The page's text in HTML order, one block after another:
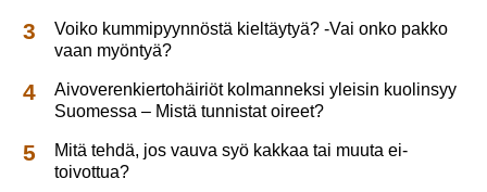
Voiko kummipyynnöstä kieltäytyä? -Vai onko pakko
vaan myöntyä?
Aivoverenkiertohäiriöt kolmanneksi yleisin kuolinsyy
Suomessa – Mistä tunnistat oireet?
Mitä tehdä, jos vauva syö kakkaa tai muuta ei-
toivottua?